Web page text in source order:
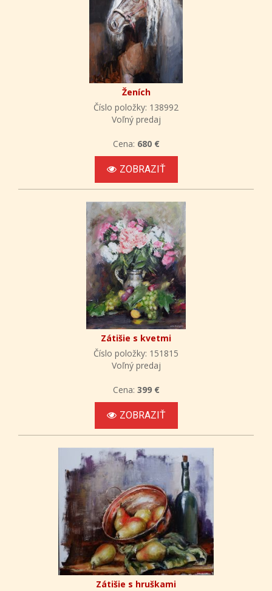
Ženích
Číslo položky: 138992
Voľný predaj
Cena: 680 €
ZOBRAZIŤ
Zátišie s kvetmi
Číslo položky: 151815
Voľný predaj
Cena: 399 €
ZOBRAZIŤ
Zátišie s hruškami